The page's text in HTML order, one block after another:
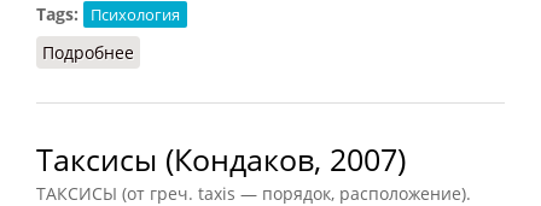
Tags:
Психология
Подробнее
Таксисы (Кондаков, 2007)
ТАКСИСЫ (от греч. taxis — порядок, расположение).